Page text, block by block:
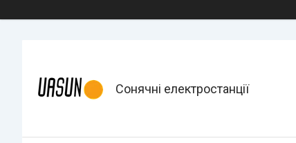
Сонячні електростанції